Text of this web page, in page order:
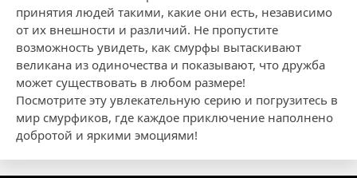
принятия людей такими, какие они есть, независимо
от их внешности и различий. Не пропустите
возможность увидеть, как смурфы вытаскивают
великана из одиночества и показывают, что дружба
может существовать в любом размере!
Посмотрите эту увлекательную серию и погрузитесь в
мир смурфиков, где каждое приключение наполнено
добротой и яркими эмоциями!